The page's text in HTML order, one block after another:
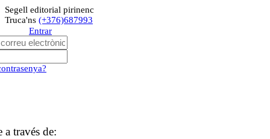
Segell editorial pirinenc
Truca'ns (+376)687993
Entrar
a través de: